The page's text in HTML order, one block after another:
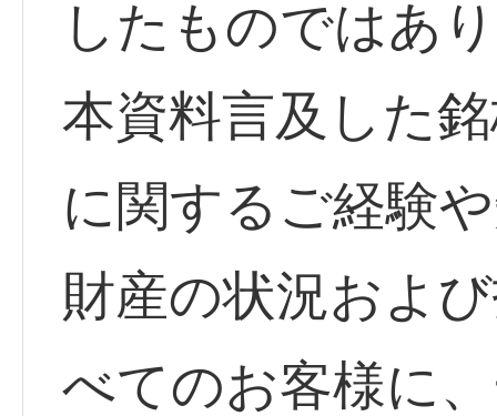
したものではあ
本資料言及した
に関するご経験
財産の状況およ
べてのお客様に